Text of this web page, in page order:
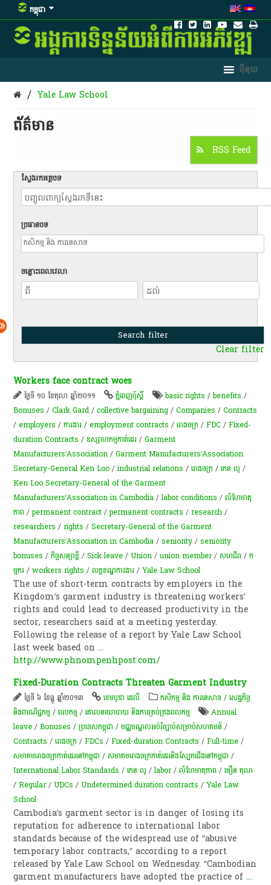
កម្ពុជា
/ Yale Law School
ព័ត៌មាន​
RSS Feed
ស្វែងរកអត្ថបទ
ប្រធានបទ
ចន្លោះពេលវេលា
Clear filter
Workers face contract woes
ថ្ងៃទី ១០ ខែតុលា ឆ្នាំ២០១១ ភ្នំពេញប៉ុស្តិ៍ basic rights /benefits /
Bonuses /Clark Gard /collective bargaining /Companies /Contracts
/ employers /ការងារ / employment contracts /រោងចក្រ /FDC /Fixed-
duration Contracts /ឧស្សាហកម្មកាត់ដេរ /Garment
Manufacturers’Association /Garment Manufacturers’Association
Secretary-General Ken Loo /industrial relations /​រោងចក្រ /កេន លូ /
Ken Loo Secretary-General of the Garment
Manufacturers’Association in Cambodia /labor conditions /លំហែ​មាតុ
ភាព​ /permanent contract /permanent contracts /research /
researchers /rights /Secretary-General of the Garment
Manufacturers’Association in Cambodia /seniority /seniority
bonuses /កិច្ច​សន្យា​ខ្លី​ /Sick leave /Union /union member/សហជីព /ក​
ម្មករ​ /workers rights /លក្ខខណ្ឌ​ការងារ​ /Yale Law School
The use of short-term contracts by employers in the
Kingdom’s garment industry is threatening workers’
rights and could lead to decreased productivity in the
sector, researchers said at a meeting yesterday.
Following the release of a report by Yale Law School
last week based on...
http://www.phnompenhpost.com/
Fixed-Duration Contracts Threaten Garment Industry
ថ្ងៃទី ៦ ខែធ្នូ ឆ្នាំ២០១៣ ខេមបូឌា ដេលី កសិកម្ម​ និង​ ការ​នេ​សាទ​ /សេដ្ឋកិច្ច
និងពាណិជ្ជកម្ម /ពល​កម្ម /គោលនយោបាយ និងការគ្រប់គ្រងពលកម្ម
Annual
leave /Bonuses /ប្រទេសកម្ពុជា /មជ្ឈមណ្ឌល​អប់រំ​ច្បាប់​សម្រាប់​សហគមន៍​ /
Contracts /រោងចក្រ /FDCs /Fixed-duration Contracts /Full-time /
សមាគមរោងចក្រកាត់ដេរនៅកម្ពុជា /សមាគមរោងចក្រកាត់ដេរនិងស្បែកជើងនៅកម្ពុជា /
International Labor Standards /កេន លូ /labor/លំហែ​មាតុភាព​ /មឿន តុលា
/Regular/UDCs /Undetermined duration contracts /Yale Law
School
Cambodia’s garment sector is in danger of losing its
reputation for adherence to international labor
standards because of the widespread use of “abusive
temporary labor contracts,” according to a report
released by Yale Law School on Wednesday. “Cambodian
garment manufacturers have adopted the practice of...